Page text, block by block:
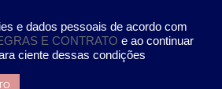
e dados pessoais de acordo com
E CONTRATO e ao continuar
ciente dessas condições